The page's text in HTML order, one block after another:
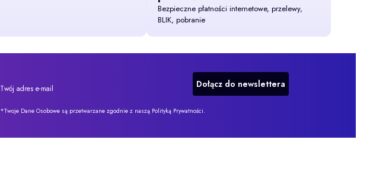
Bezpieczne płatności internetowe, przelewy,
BLIK, pobranie
Twój adres e-mail Dołącz do newslettera
*Twoje Dane Osobowe są przetwarzane zgodnie z naszą Polityką Prywatności.